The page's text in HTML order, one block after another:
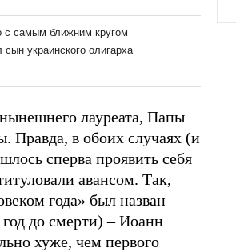
лауреата, Папы
Правда, в обоих случаях (и
сперва проявить себя
авансом. Так,
года» был назван
год до смерти)–Иоанн
хуже, чем первого